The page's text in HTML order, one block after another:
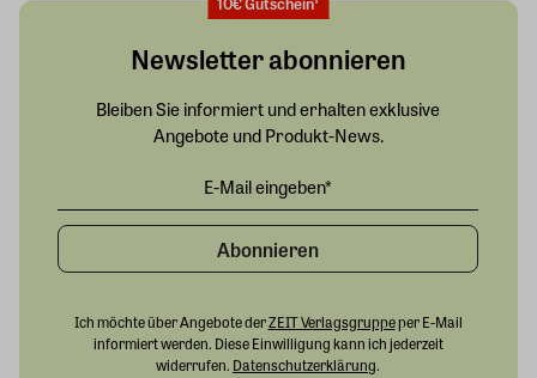
Newsletter abonnieren
Bleiben Sie informiert und erhalten exklusive
Angebote und Produkt-News.
Abonnieren
Ich möchte über Angebote derZEIT Verlagsgruppeper E-Mail
informiert werden. Diese Einwilligung kann ich jederzeit
widerrufen. Datenschutzerklärung.